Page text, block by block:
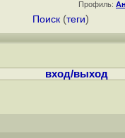
Профиль:
Поиск (теги)
вход/выход